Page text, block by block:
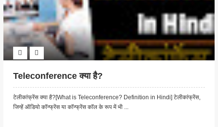
Teleconference क्या है?
टेलीकांफ्रेंस क्या है?[What is Teleconference? Definition in Hindi] टेलीकांफ्रेंस,
जिन्हें ऑडियो कॉन्फ्रेंस या कॉन्फ्रेंस कॉल के रूप में भी ...